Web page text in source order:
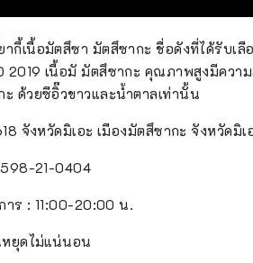
กี้เนื้อมัตสึซา มัตสึซากะ ชื่อดังที่ได้รับเ
2019 เนื้อมั มัตสึซากะ คุณภาพสูงมีคว
ด้วยซีอิ๊วขาวและน้ำตาลเท่านั้น
จังหวัดมิเอะ เมืองมัตสึซากะ จังหวัดมิเ
21-0404
าร : 11:00-20:00 น.
ยุดไม่แน่นอน